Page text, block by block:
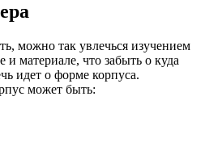
можно так увлечься изучением
материале, что забыть о куда
идет о форме корпуса.
может быть: